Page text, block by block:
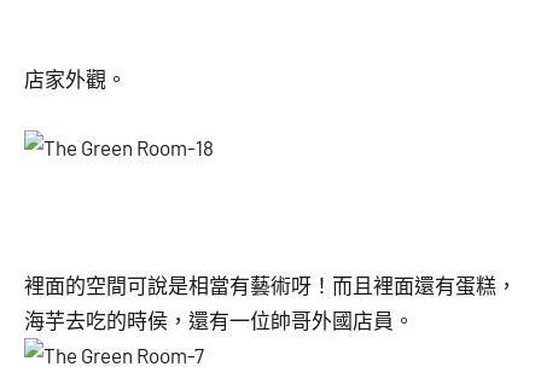
店家外觀。
裡面的空間可說是相當有藝術呀！而且裡面還有蛋糕，
海芋去吃的時侯，還有一位帥哥外國店員。